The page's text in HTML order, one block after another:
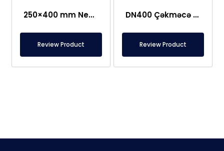
250×400 mm Neodim Tor Şəbəkə Maqniti
Review Product
DN400 Çəkməcə Tipi, Qorunan Plitə Maqnit
Review Product